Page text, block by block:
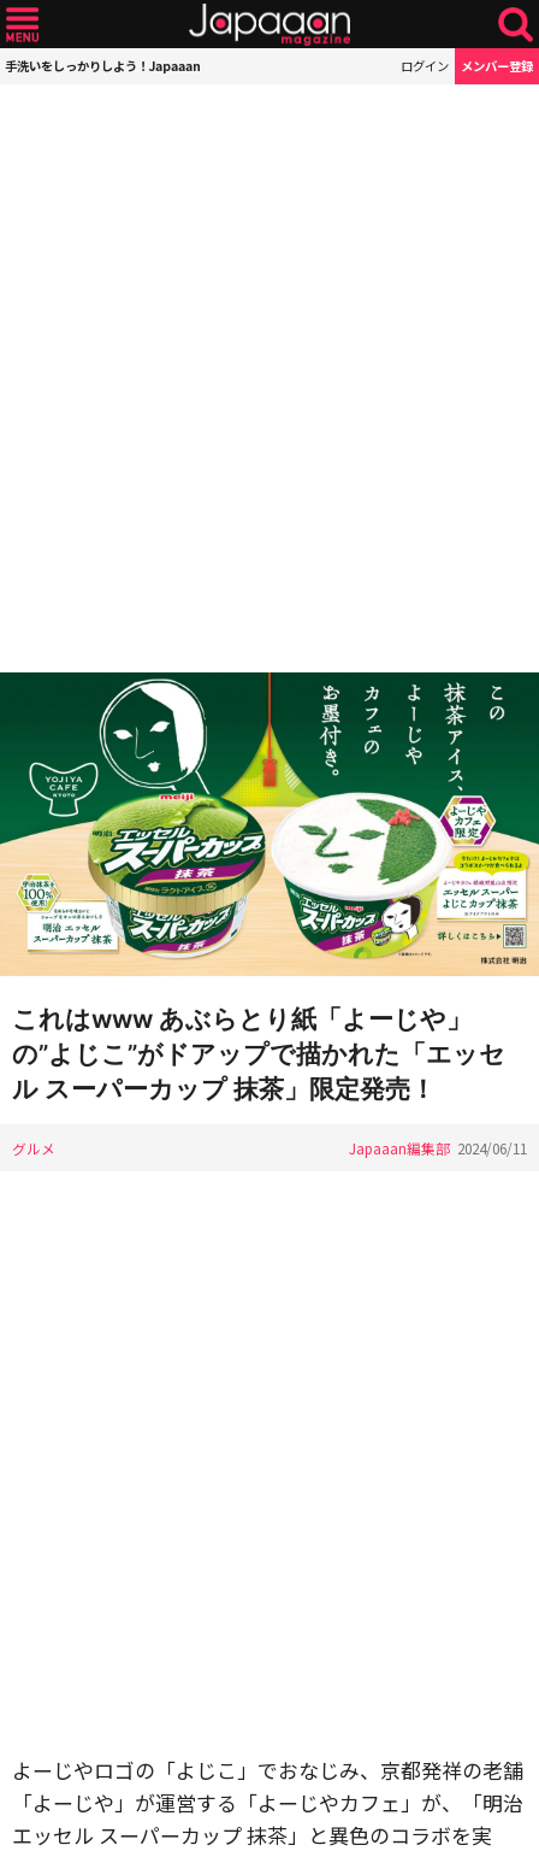
手洗いをしっかりしよう！Japaaan ログイン メンバー登録
これはwww あぶらとり紙「よーじや」
の”よじこ”がドアップで描かれた「エッセ
ル スーパーカップ 抹茶」限定発売！
グルメ Japaaan編集部 2024/06/11
よーじやロゴの「よじこ」でおなじみ、京都発祥の老舗
「よーじや」が運営する「よーじやカフェ」が、「明治
エッセル スーパーカップ 抹茶」と異色のコラボを実